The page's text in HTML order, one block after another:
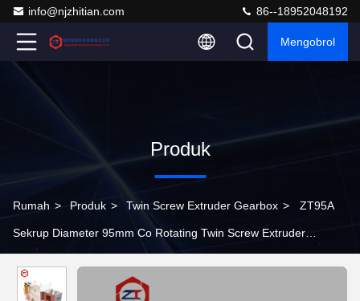
info@njzhitian.com 86--18952048192
Mengobrol
Produk
Rumah > Produk > Twin Screw Extruder Gearbox > ZT95A
Sekrup Diameter 95mm Co Rotating Twin Screw Extruder